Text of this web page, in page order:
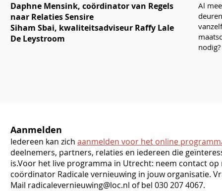
Daphne Mensink, coördinator van Regels
naar Relaties Sensire
Siham Sbai, kwaliteitsadviseur Raffy Lale
De Leystroom
Al
Aanmelden
Iedereen kan zich aanmelden voor het online
deelnemers, partners, relaties en iedereen die
is.Voor het live programma in Utrecht: neem contact op
coördinator Radicale vernieuwing in jouw organisatie.
Mail radicalevernieuwing@loc.nl of bel 030 207 4067.